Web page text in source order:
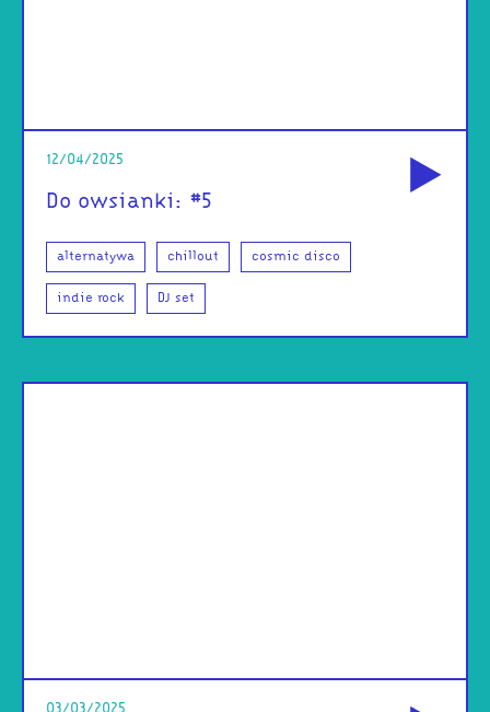
12/04/2025
Do owsianki: #5
alternatywa chillout cosmic disco
indie rock DJ set
03/03/2025